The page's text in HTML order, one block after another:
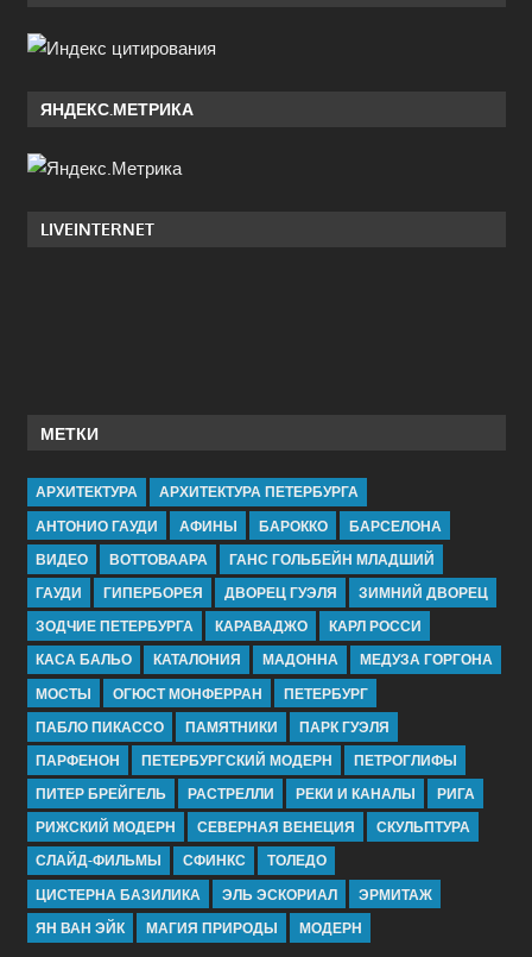
ЯНДЕКС.МЕТРИКА
LIVEINTERNET
МЕТКИ
АРХИТЕКТУРА
АРХИТЕКТУРА ПЕТЕРБУРГА
АНТОНИО ГАУДИ
АФИНЫ БАРОККО
БАРСЕЛОНА
ВИДЕО
ВОТТОВААРА
ГАНС ГОЛЬБЕЙН МЛАДШИЙ
ГАУДИ
ГИПЕРБОРЕЯ ДВОРЕЦ ГУЭЛЯ
ЗИМНИЙ ДВОРЕЦ
ЗОДЧИЕ ПЕТЕРБУРГА
КАРАВАДЖО
КАРЛ РОССИ
КАСА БАЛЬО
КАТАЛОНИЯ МАДОННА
МЕДУЗА ГОРГОНА
МОСТЫ
ОГЮСТ МОНФЕРРАН
ПЕТЕРБУРГ
ПАБЛО ПИКАССО
ПАМЯТНИКИ
ПАРК ГУЭЛЯ
ПАРФЕНОН
ПЕТЕРБУРГСКИЙ МОДЕРН
ПЕТРОГЛИФЫ
ПИТЕР БРЕЙГЕЛЬ
РАСТРЕЛЛИ РЕКИ И КАНАЛЫ
РИГА
РИЖСКИЙ МОДЕРН
СЕВЕРНАЯ ВЕНЕЦИЯ
СКУЛЬПТУРА
СЛАЙД-ФИЛЬМЫ
СФИНКС
ТОЛЕДО
ЦИСТЕРНА БАЗИЛИКА
ЭЛЬ ЭСКОРИАЛ
ЭРМИТАЖ
ЯН ВАН ЭЙК
МАГИЯ ПРИРОДЫ МОДЕРН